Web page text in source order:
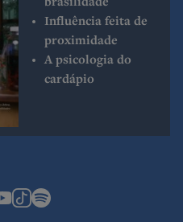
brasilidade
Influência feita de
proximidade
A psicologia do
cardápio